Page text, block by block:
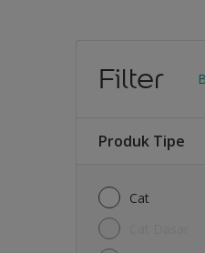
Filter
Produk Tipe
Cat